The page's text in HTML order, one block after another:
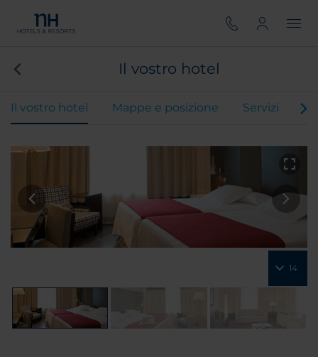
Il vostro hotel
Il vostro hotel Mappe e posizione Servizi
14